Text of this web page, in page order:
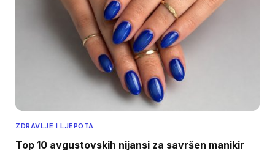
ZDRAVLJE I LJEPOTA
Top 10 avgustovskih nijansi za savršen manikir